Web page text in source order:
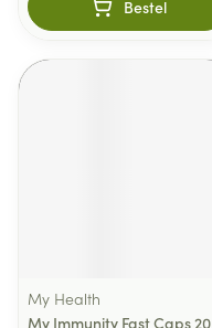
Bestel
My Health
My Immunity Fast Caps 20